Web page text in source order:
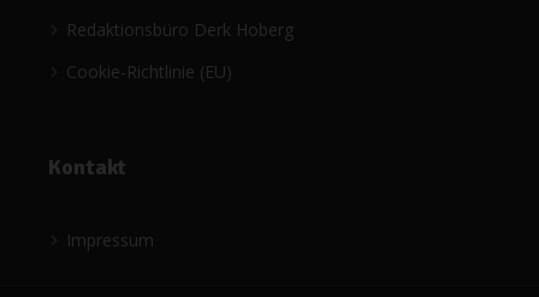
Redaktionsbüro Derk Hoberg
Cookie-Richtlinie (EU)
Kontakt
Impressum